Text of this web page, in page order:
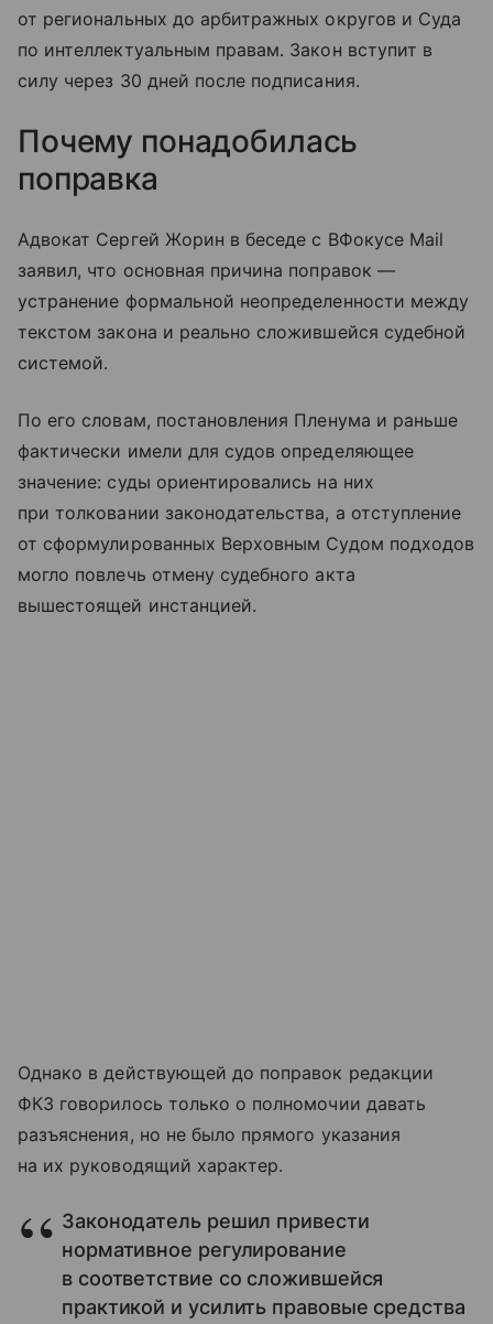
от региональных до арбитражных округов и Суда
по интеллектуальным правам. Закон вступит в
силу через 30 дней после подписания.
Почему понадобилась
поправка
Адвокат Сергей Жорин в беседе с ВФокусе Mail
заявил, что основная причина поправок —
устранение формальной неопределенности между
текстом закона и реально сложившейся судебной
системой.
По его словам, постановления Пленума и раньше
фактически имели для судов определяющее
значение: суды ориентировались на них
при толковании законодательства, а отступление
от сформулированных Верховным Судом подходов
могло повлечь отмену судебного акта
вышестоящей инстанцией.
Однако в действующей до поправок редакции
ФКЗ говорилось только о полномочии давать
разъяснения, но не было прямого указания
на их руководящий характер.
Законодатель решил привести
нормативное регулирование
в соответствие со сложившейся
практикой и усилить правовые средства